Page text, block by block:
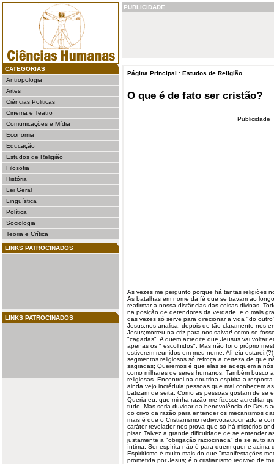
CATEGORIAS
Antropologia
Artes
Ciências Politicas
Cinema e Teatro
Comunicações e Mídia
Economia
Educação
Estudos de Religião
Filosofia
História
Lei Geral
Linguística
Política
Sociologia
Teoria e Crítica
LINKS PATROCINADOS
LINKS PATROCINADOS
PUBLICIDADE
Página Principal : Estudos de Religião
O que é de fato ser cristão?
Publicidade
As vezes me pergunto porque há tantas religiões
As batalhas em nome da fé que se travam ao
reafirmar a nossa distâncias das coisas divinas.
na posição de detendores da verdade. e o mais
das vezes só serve para direcionar a vida "do
Jesus;nos analisa; depois de tão claramente nos
Jesus;morreu na criz para nos salvar! como se
"cagadas". A quem acredite que Jeusus vai voltar
apenas os " escolhidos"; Mas não foi o próprio
estiverem reunidos em meu nome; Alí eiu
segmentos religiosos só refroça a certeza de que
sagradas; Queremos é que elas se adequem à
como milhares de seres humanos; Também busco
religiosas. Encontrei na doutrina espírita a
ainda vejo incrédula;pessoas que mal conheçem
batizam de seita. Como as pessoas gostam de se
Queria eu; que minha razão me fizesse acreditar
tudo. Mas seria duvidar da benevolência de Deus
do crivo da razão para entenderos mecanismos
mais é que o Cristianismo redivivo;raciocinado e
caráter revelador nos prova que só há mistérios
pisar. Talvez a grande dificuldade de se entender
justamente a "obrigação raciocinada" de se auto
íntima. Ser espírita não é para quem quer e acima
Espiritísmo é muito mais do que "manifestações
prometida por Jesus; é o cristianismo redivivo de